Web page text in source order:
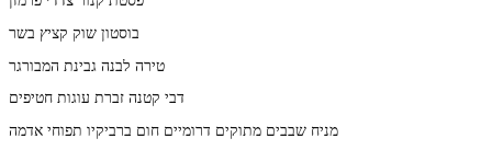
בוסטון שוק קציץ בשר
טירה לבנה גבינת המבורגר
דבי קטנה זברת עוגות חטיפים
מניח שבבים מתוקים דרומיים חום ברביקיו תפוחי אדמה